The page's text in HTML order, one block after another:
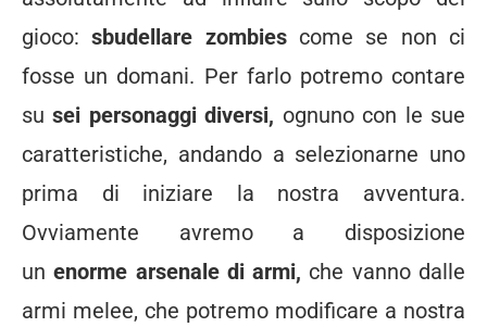
gioco:sbudellare zombies come se non ci
fosse un domani. Per farlo potremo contare
susei personaggi diversi, ognuno con le sue
caratteristiche, andando a selezionarne uno
prima di iniziare la nostra avventura.
Ovviamente avremo a disposizione
unenorme arsenale di armi, che vanno dalle
armi melee, che potremo modificare a nostra